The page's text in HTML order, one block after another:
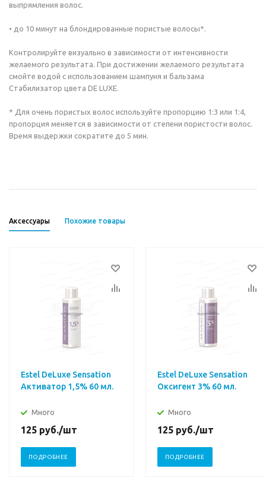
выпрямления волос.
• до 10 минут на блондированные пористые волосы*.
Контролируйте визуально в зависимости от интенсивности
желаемого результата. При достижении желаемого результата
смойте водой с использованием шампуня и бальзама
Стабилизатор цвета DE LUXE.
* Для очень пористых волос используйте пропорцию 1:3 или 1:4,
пропорция меняется в зависимости от степени пористости волос.
Время выдержки сократите до 5 мин.
Аксессуары Похожие товары
Estel DeLuxe Sensation
Активатор 1,5% 60 мл.
Много
125 руб./шт
ПОДРОБНЕЕ
Estel DeLuxe Sensation
Оксигент 3% 60 мл.
Много
125 руб./шт
ПОДРОБНЕЕ